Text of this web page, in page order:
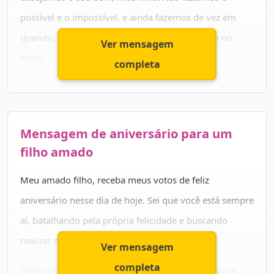
aqui, que tanto te ama. Feliz aniversário!
possível e o impossível, e ainda fazemos de vez em
quando, para te ver saudável e com um sorriso no
maravilhoso, dedicado, responsável e muito gentil.
É por isso que queremos te agradecer por existir em
nossas vidas e por ser um filho tão legal. Que você
continue a prosperar sempre nos seus projetos. Paz,
saúde e amor, filho amado.
Ver mensagem
completa
Mensagem de aniversário para um
filho amado
Meu amado filho, receba meus votos de feliz
aniversário nesse dia de hoje. Sei que você está sempre
aí, batalhando pela própria felicidade e buscando
realizar seus sonhos.
Tenho certeza de que tudo vai dar muito certo para
Ver mensagem
completa